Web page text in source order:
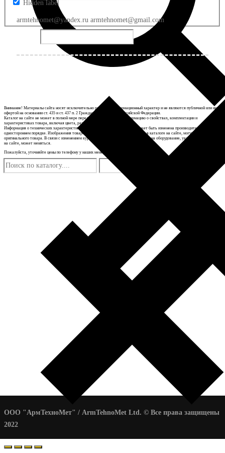
Hidden label
armtehnomet@yandex.ru armtehnomet@gmail.com
Внимание! Материалы сайта носят исключительно рекламно-информационный характер и не являются публичной или иной
офертой на основании ст. 435 и ст. 437 п. 2 Гражданского кодекса Российской Федерации.
Каталог на сайте не может в полной мере передавать достоверную информацию о свойствах, комплектации и
характеристиках товара, включая цвета, размеры и формы.
Информация о технических характеристиках товаров, указанная на сайте, может быть изменена производителем в
одностороннем порядке. Изображения товаров на фотографиях, представленных в каталоге на сайте, могут отличаться от
оригинального товара. В связи с изменением курсов валют и цен поставщиков цена на оборудование, указанная в каталоге
на сайте, может меняться.
Пожалуйста, уточняйте цены по телефону у наших менеджеров.
ООО "АрмТехноМет" / ArmTehnoMet Ltd. © Все права защищены
2022